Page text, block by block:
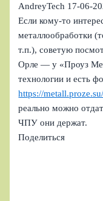
AndreyTech 17-06-
Если кому-то
металлообработки
т.п.), советую
Орле — у «Проуз
технологии и есть
https://metall.proze.su/
реально можно
ЧПУ они держат.
Поделиться